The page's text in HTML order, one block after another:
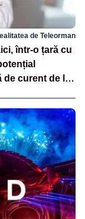
de Teleorman
într-o țară cu
de curent de la